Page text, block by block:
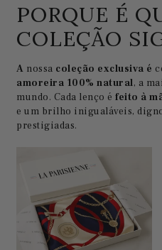
PORQUE É
COLEÇÃO
A nossa coleção exclusiva é
amoreira 100% natural, a
mundo. Cada lenço éfeito à
e um brilho inigualáveis,
prestigiadas.